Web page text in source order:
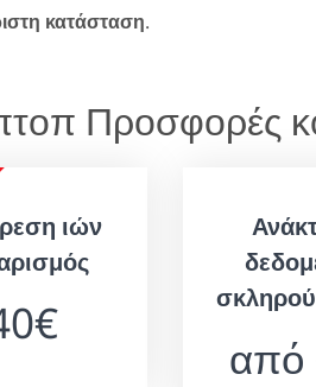
κατάσταση.
Προσφορές
ιών
από